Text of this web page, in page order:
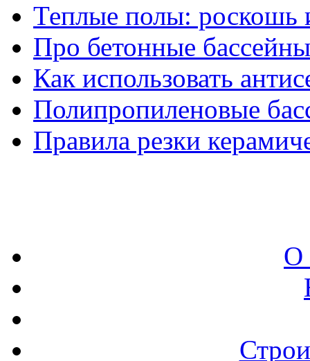
Теплые полы: роскошь
Про бетонные бассейны
Как использовать
Полипропиленовые
Правила резки
О